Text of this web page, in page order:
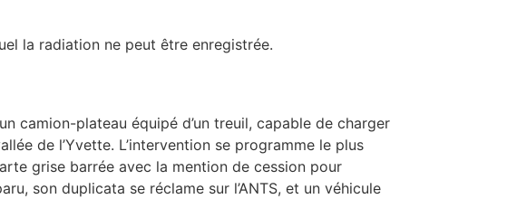
la radiation ne peut être enregistrée.
camion-plateau équipé d’un treuil, capable de charger
de l’Yvette. L’intervention se programme le plus
grise barrée avec la mention de cession pour
son duplicata se réclame sur l’ANTS, et un véhicule